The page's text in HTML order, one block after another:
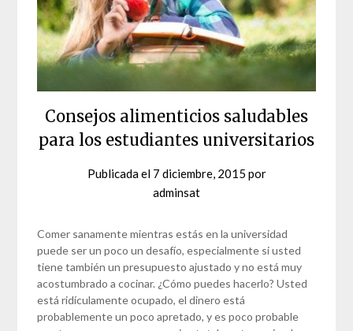
Consejos alimenticios saludables
para los estudiantes universitarios
Publicada el 7 diciembre, 2015 por
adminsat
Comer sanamente mientras estás en la universidad
puede ser un poco un desafío, especialmente si usted
tiene también un presupuesto ajustado y no está muy
acostumbrado a cocinar. ¿Cómo puedes hacerlo? Usted
está ridículamente ocupado, el dinero está
probablemente un poco apretado, y es poco probable